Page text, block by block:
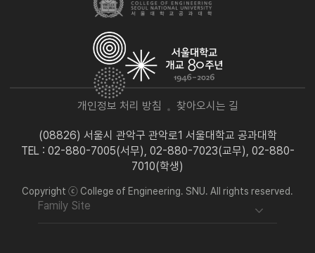
개인정보 처리 방침 찾아오시는 길
(08826) 서울시 관악구 관악로1 서울대학교 공과대학
TEL : 02-880-7005(서무), 02-880-7023(교무), 02-880-
7010(학생)
Copyright ⓒ College of Engineering. SNU. All rights reserved.
Family Site